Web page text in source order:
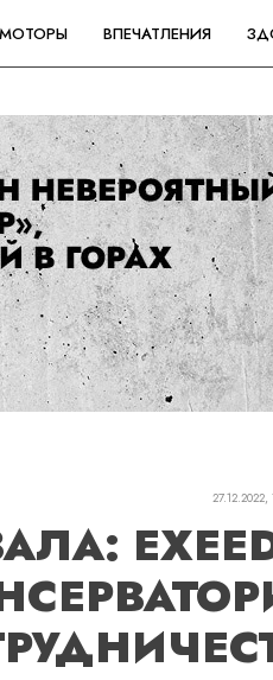
МОТОРЫ ВПЕЧАТЛЕНИЯ
27.12.2022,